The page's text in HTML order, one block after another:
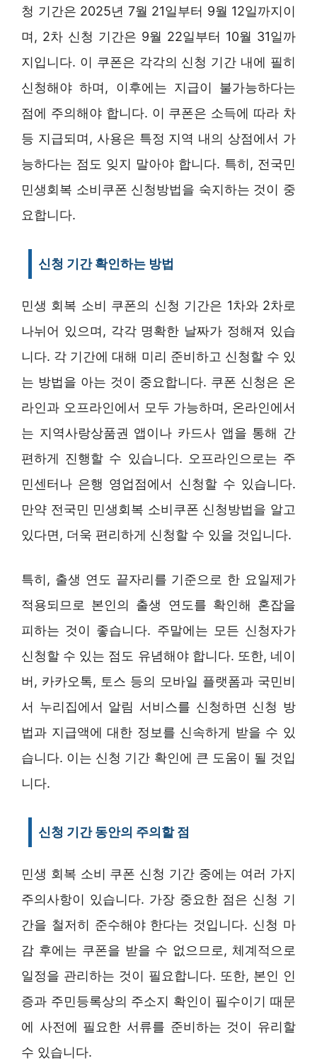
청 기간은 2025년 7월 21일부터 9월 12일까지이
며, 2차 신청 기간은 9월 22일부터 10월 31일까
지입니다. 이 쿠폰은 각각의 신청 기간 내에 필히
신청해야 하며, 이후에는 지급이 불가능하다는
점에 주의해야 합니다. 이 쿠폰은 소득에 따라 차
등 지급되며, 사용은 특정 지역 내의 상점에서 가
능하다는 점도 잊지 말아야 합니다. 특히, 전국민
민생회복 소비쿠폰 신청방법을 숙지하는 것이 중
요합니다.
신청 기간 확인하는 방법
민생 회복 소비 쿠폰의 신청 기간은 1차와 2차로
나뉘어 있으며, 각각 명확한 날짜가 정해져 있습
니다. 각 기간에 대해 미리 준비하고 신청할 수 있
는 방법을 아는 것이 중요합니다. 쿠폰 신청은 온
라인과 오프라인에서 모두 가능하며, 온라인에서
는 지역사랑상품권 앱이나 카드사 앱을 통해 간
편하게 진행할 수 있습니다. 오프라인으로는 주
민센터나 은행 영업점에서 신청할 수 있습니다.
만약 전국민 민생회복 소비쿠폰 신청방법을 알고
있다면, 더욱 편리하게 신청할 수 있을 것입니다.
특히, 출생 연도 끝자리를 기준으로 한 요일제가
적용되므로 본인의 출생 연도를 확인해 혼잡을
피하는 것이 좋습니다. 주말에는 모든 신청자가
신청할 수 있는 점도 유념해야 합니다. 또한, 네이
버, 카카오톡, 토스 등의 모바일 플랫폼과 국민비
서 누리집에서 알림 서비스를 신청하면 신청 방
법과 지급액에 대한 정보를 신속하게 받을 수 있
습니다. 이는 신청 기간 확인에 큰 도움이 될 것입
니다.
신청 기간 동안의 주의할 점
민생 회복 소비 쿠폰 신청 기간 중에는 여러 가지
주의사항이 있습니다. 가장 중요한 점은 신청 기
간을 철저히 준수해야 한다는 것입니다. 신청 마
감 후에는 쿠폰을 받을 수 없으므로, 체계적으로
일정을 관리하는 것이 필요합니다. 또한, 본인 인
증과 주민등록상의 주소지 확인이 필수이기 때문
에 사전에 필요한 서류를 준비하는 것이 유리할
수 있습니다.